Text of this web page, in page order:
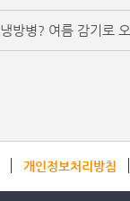
냉방병? 여름 감기로
개인정보처리방침